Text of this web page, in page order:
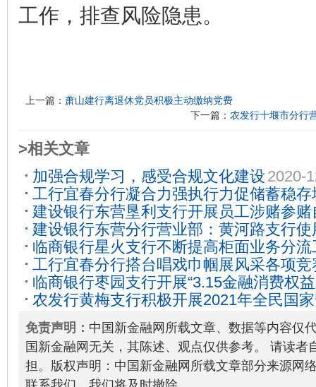
工作，排查风险隐患。
上一篇： 萧山建行离退休党员积极主动缴纳党费
下一篇： 农发行十堰市分行
>相关文章
加强合规学习，感受合规文化建设 2020-
工行宜春分行凝合力强执行力促储蓄稳
利2021-10-18
建设银行东营垦利支行开展员工涉赌参
2022-03-18
建设银行东营分行营业部：黄河路支行
规范服务2022-04-13
临商银行星火支行不断提高柜面业务分流
工行宜春分行搭台唱戏巾帼展风采各项
争先助力2021-04-23
临商银行枣园支行开展“3.15金融消费权
03-30
农发行黄梅支行积极开展2021年全民国
传活动 2021-04-19
免责声明： 中国新金融网所载文章、数据等内容仅
国新金融网无关，其陈述、观点仅供参考。 请读者
担。版权声明：中国新金融网所载文章部分来源网